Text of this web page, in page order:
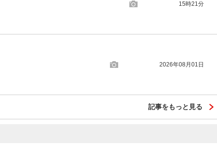
15時21分
2026年08月01日
記事をもっと見る